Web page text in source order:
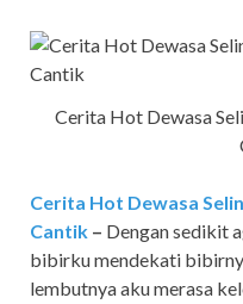
Cerita Hot Dewasa
Cerita Hot Dewasa
Cantik – Dengan sedikit
bibirku mendekati
lembutnya aku merasa